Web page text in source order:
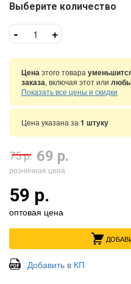
Выберите количество
- +
Ценаэтого товара
заказа, включая этот или
Показать все цены и скидки
Цена указана за 1 штуку
75 р. 69 р.
розничная цена
59 р.
оптовая цена
Добавить в КП